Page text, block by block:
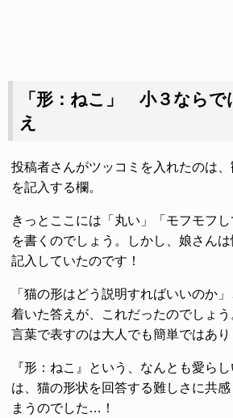
「形：ねこ」 小３ならで
え
投稿者さんがツッコミを入れたのは
を記入する欄。
きっとここには「丸い」「モフモフ
を書くのでしょう。しかし、娘さん
記入していたのです！
「猫の形はどう説明すればいいのか
着いた答えが、これだったのでしょ
言葉で表すのは大人でも簡単ではあり
『形：ねこ』という、なんとも愛ら
は、猫の形状を回答する難しさに共
まうのでした…！